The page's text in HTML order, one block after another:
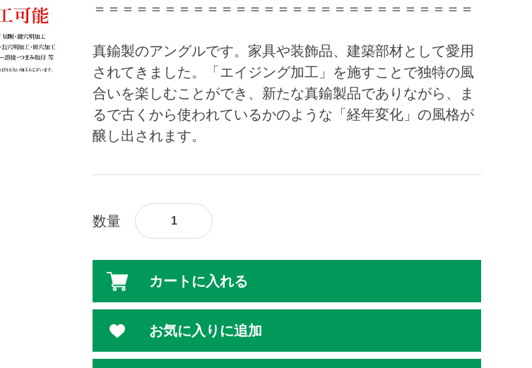
＝＝＝＝＝＝＝＝＝＝＝＝＝＝＝＝＝＝＝＝＝＝＝＝＝＝＝
真鍮製のアングルです。家具や装飾品、建築部材として愛用
されてきました。「エイジング加工」を施すことで独特の風
合いを楽しむことができ、新たな真鍮製品でありながら、ま
るで古くから使われているかのような「経年変化」の風格が
醸し出されます。
数量
カートに入れる
お気に入りに追加